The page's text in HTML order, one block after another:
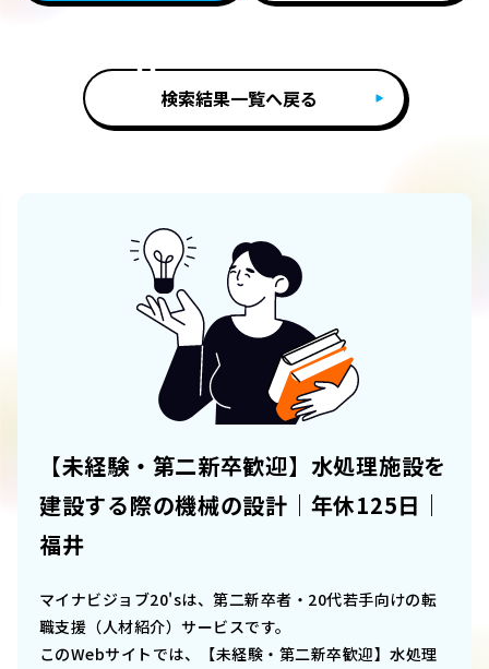
検索結果一覧へ戻る
【未経験・第二新卒歓迎】水処理施設を
建設する際の機械の設計｜年休125日｜
福井
マイナビジョブ20'sは、第二新卒者・20代若手向けの転
職支援（人材紹介）サービスです。
このWebサイトでは、
【未経験・第二新卒歓迎】水処理